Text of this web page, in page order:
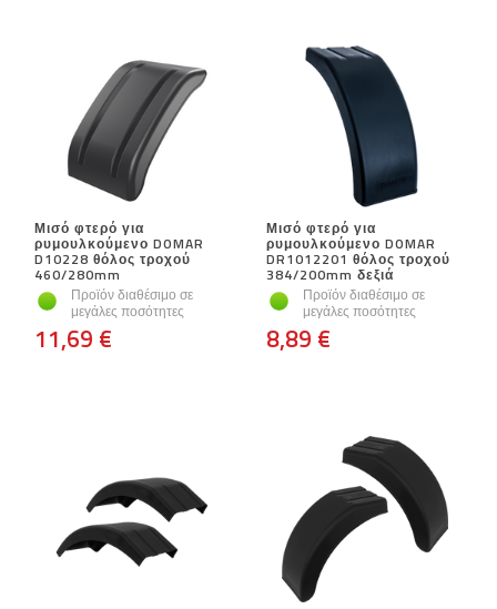
Μισό φτερό για
ρυμουλκούμενο DOMAR
D10228 θόλος τροχού
460/280mm
Προϊόν διαθέσιμο σε
μεγάλες ποσότητες
11,69 €
Μισό φτερό για
ρυμουλκούμενο DOMAR
DR1012201 θόλος τροχού
384/200mm δεξιά
Προϊόν διαθέσιμο σε
μεγάλες ποσότητες
8,89 €